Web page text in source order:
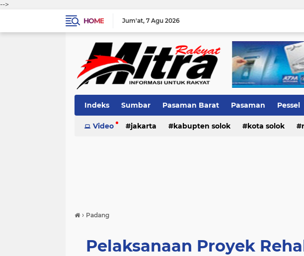
-->
HOME
Jum'at 7 Agu 2026
Indeks Sumbar Pasaman Barat Pasaman Pessel
Pariaman Kota Solok Bank Nagari Kab.Solok
Video jakarta kabupten solok kota solok
› Padang
Pelaksanaan Proyek